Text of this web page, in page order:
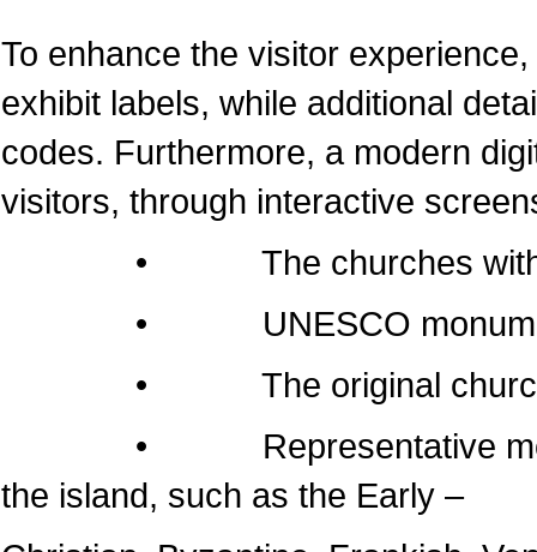
To enhance the visitor
exhibit labels, while additional
codes. Furthermore, a modern
visitors, through interactive
• The churches within
• UNESCO
• The original churches
• Representative
the island, such as the Early –